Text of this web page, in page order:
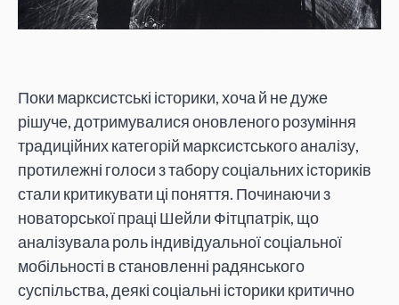
Поки марксистські історики, хоча й не дуже
рішуче, дотримувалися оновленого розуміння
традиційних категорій марксистського аналізу,
протилежні голоси з табору соціальних істориків
стали критикувати ці поняття. Починаючи з
новаторської праці Шейли Фітцпатрік, що
аналізувала роль індивідуальної соціальної
мобільності в становленні радянського
суспільства, деякі соціальні історики критично